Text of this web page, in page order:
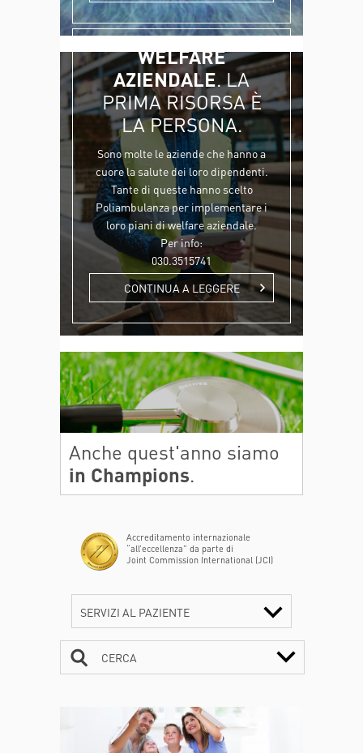
WELFARE
AZIENDALE. LA
PRIMA RISORSA È
LA PERSONA.
Sono molte le aziende che hanno a
cuore la salute dei loro dipendenti.
Tante di queste hanno scelto
Poliambulanza per implementare i
loro piani di welfare aziendale.
Per info:
030.3515741
CONTINUA A LEGGERE
Anche quest'anno siamo
in Champions.
Accreditamento internazionale
“all’eccellenza” da parte di
Joint Commission International (JCI)
SERVIZI AL PAZIENTE
CERCA